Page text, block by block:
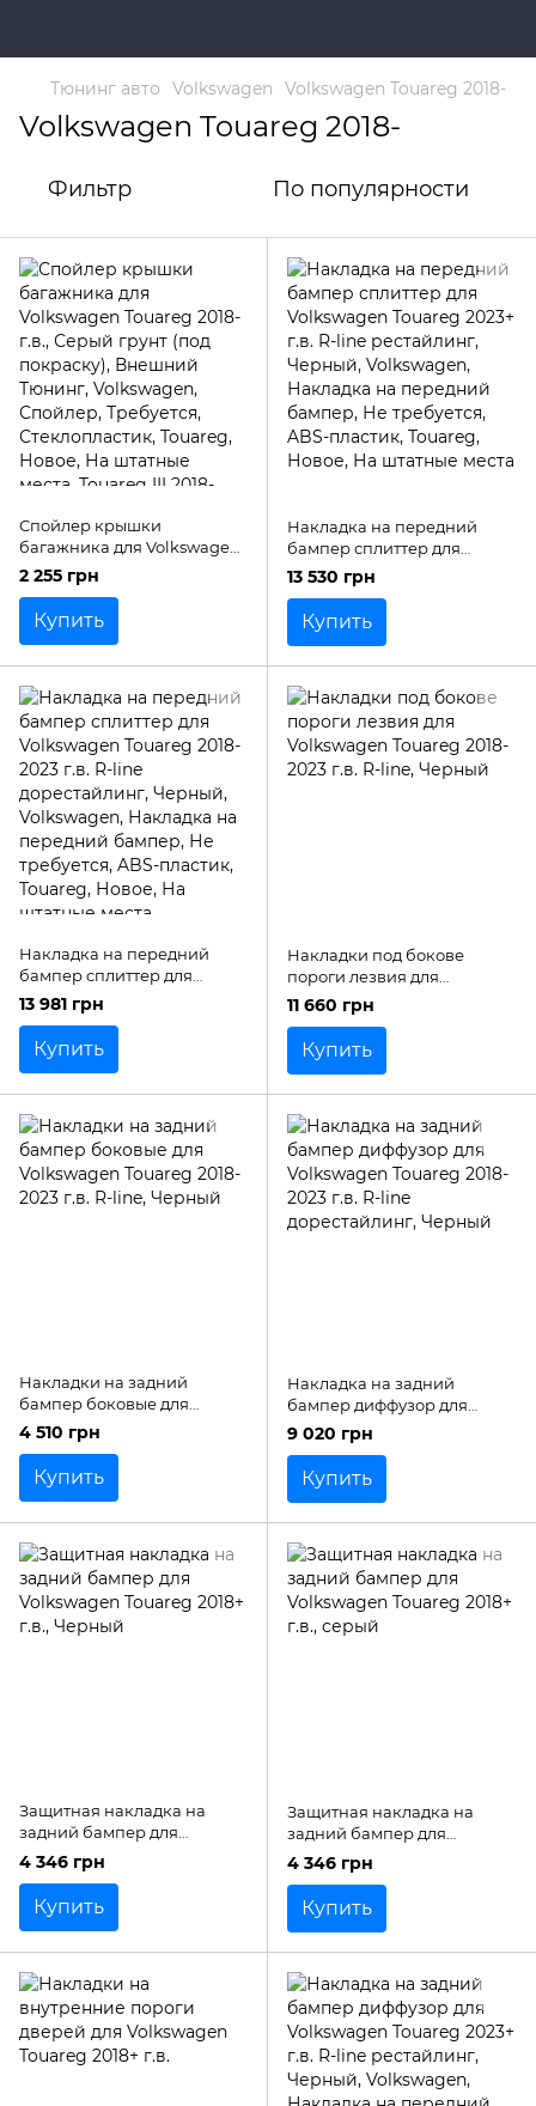
Тюнинг авто Volkswagen Volkswagen Touareg 2018-
Volkswagen Touareg 2018-
Фильтр По популярности
Спойлер крышки
багажника для Volkswagen
Touareg 2018- г.в.
2 255 грн
Купить
Накладка на передний
бампер сплиттер для
Volkswagen Touareg 2023+
г.в. R-line рестайлинг
13 530 грн
Купить
Накладка на передний
бампер сплиттер для
Volkswagen Touareg 2018-
2023 г.в. R-line
дорестайлинг
13 981 грн
Купить
Накладки под бокове
пороги лезвия для
Volkswagen Touareg 2018-
2023 г.в. R-line
11 660 грн
Купить
Накладки на задний
бампер боковые для
Volkswagen Touareg 2018-
2023 г.в. R-line
4 510 грн
Купить
Накладка на задний
бампер диффузор для
Volkswagen Touareg 2018-
2023 г.в. R-line
дорестайлинг
9 020 грн
Купить
Защитная накладка на
задний бампер для
Volkswagen Touareg 2018+
4 346 грн
Купить
Защитная накладка на
задний бампер для
Volkswagen Touareg 2018+
4 346 грн
Купить